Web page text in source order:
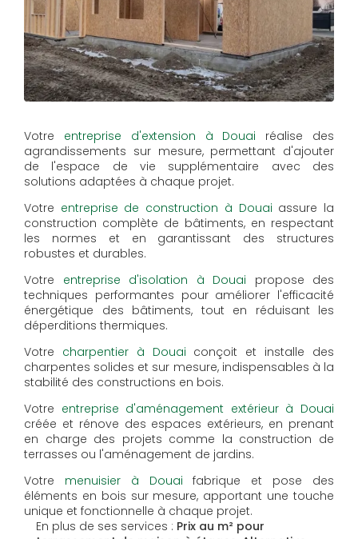
Votre entreprise d'extension à Douai réalise des
agrandissements sur mesure, permettant d'ajouter
de l'espace de vie supplémentaire avec des
solutions adaptées à chaque projet.
Votre entreprise de construction à Douai assure la
construction complète de bâtiments, en respectant
les normes et en garantissant des structures
robustes et durables.
Votre entreprise d'isolation à Douai propose des
techniques performantes pour améliorer l'efficacité
énergétique des bâtiments, tout en réduisant les
déperditions thermiques.
Votre charpentier à Douai conçoit et installe des
charpentes solides et sur mesure, indispensables à la
stabilité des constructions en bois.
Votre entreprise d'aménagement extérieur à Douai
créée et rénove des espaces extérieurs, en prenant
en charge des projets comme la construction de
terrasses ou l'aménagement de jardins.
Votre menuisier à Douai fabrique et pose des
éléments en bois sur mesure, apportant une touche
unique et fonctionnelle à chaque projet.
En plus de ses services : Prix au m² pour